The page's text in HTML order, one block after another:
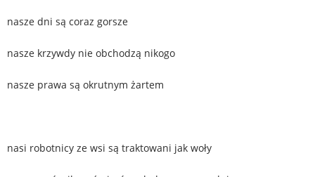
nasze dni są coraz gorsze
nasze krzywdy nie obchodzą nikogo
nasze prawa są okrutnym żartem
nasi robotnicy ze wsi są traktowani jak woły